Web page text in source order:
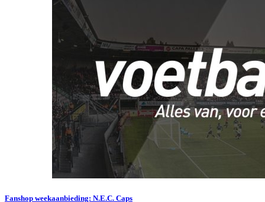
Fanshop weekaanbieding: N.E.C. Caps